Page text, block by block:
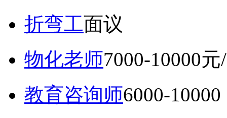
折弯工面议
物化老师7000-10000元
教育咨询师6000-